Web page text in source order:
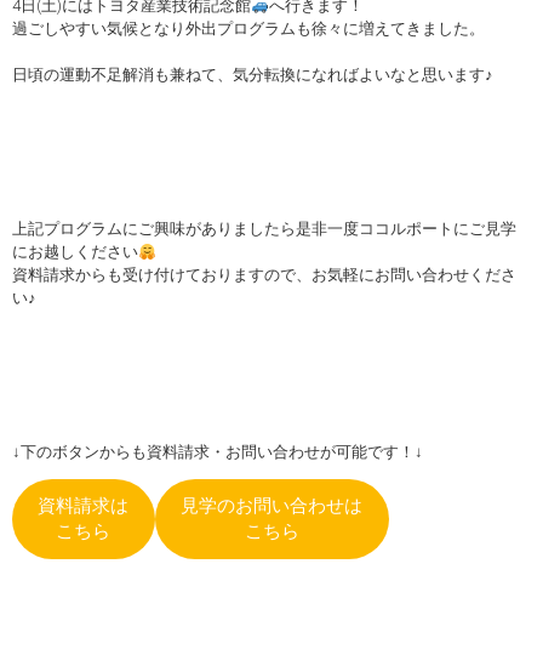
4日(土)にはトヨタ産業技術記念館
へ行きます！
過ごしやすい気候となり外出プログラムも徐々に増えてきました。
日頃の運動不足解消も兼ねて、気分転換になればよいなと思います♪
上記プログラムにご興味がありましたら是非一度ココルポートにご見学
にお越しください
資料請求からも受け付けておりますので、お気軽にお問い合わせくださ
い♪
↓下のボタンからも資料請求・お問い合わせが可能です！↓
資料請求は
こちら
見学のお問い合わせは
こちら